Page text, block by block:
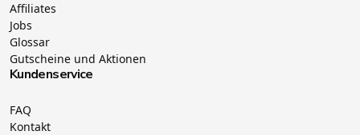
Affiliates
Jobs
Glossar
Gutscheine und Aktionen
Kundenservice
FAQ
Kontakt